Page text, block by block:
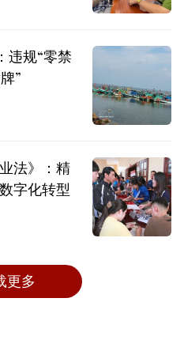
违规“零禁
”
法》：精
字化转型
更多